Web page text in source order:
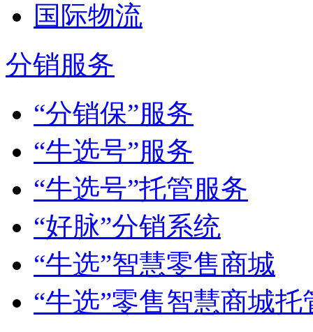
国际物流
分销服务
“分销保”服务
“牛选号”服务
“牛选号”托管服务
“好脉”分销系统
“牛选”智慧零售商城
“牛选”零售智慧商城托